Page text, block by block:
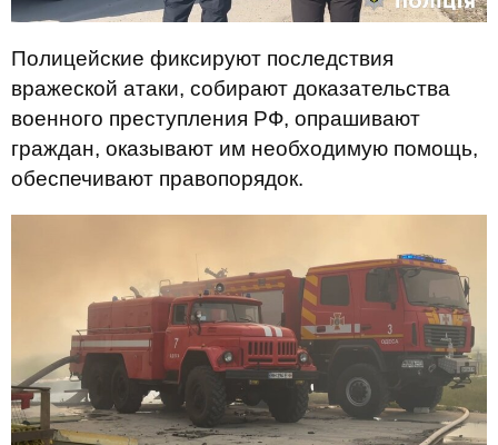
Полицейские фиксируют последствия
вражеской атаки, собирают доказательства
военного преступления РФ, опрашивают
граждан, оказывают им необходимую помощь,
обеспечивают правопорядок.